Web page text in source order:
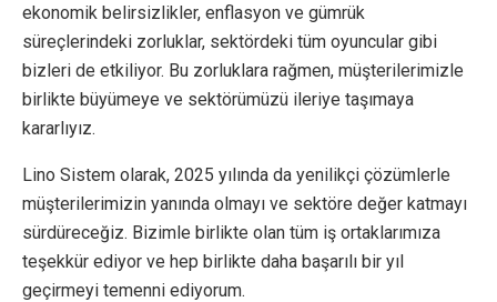
ekonomik belirsizlikler, enflasyon ve gümrük
süreçlerindeki zorluklar, sektördeki tüm oyuncular gibi
bizleri de etkiliyor. Bu zorluklara rağmen, müşterilerimizle
birlikte büyümeye ve sektörümüzü ileriye taşımaya
kararlıyız.
Lino Sistem olarak, 2025 yılında da yenilikçi çözümlerle
müşterilerimizin yanında olmayı ve sektöre değer katmayı
sürdüreceğiz. Bizimle birlikte olan tüm iş ortaklarımıza
teşekkür ediyor ve hep birlikte daha başarılı bir yıl
geçirmeyi temenni ediyorum.